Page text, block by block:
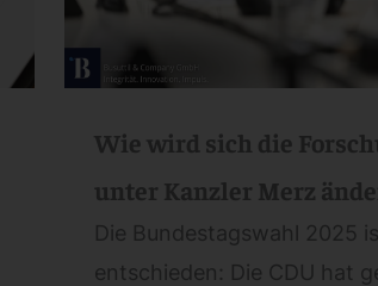
Wie wird sich die
unter Kanzler Merz
Die Bundestagswahl 2025
entschieden: Die CDU hat